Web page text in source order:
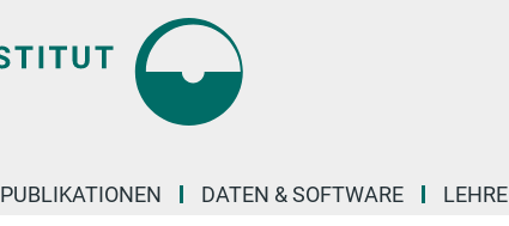
PUBLIKATIONEN DATEN & SOFTWARE LEHRE